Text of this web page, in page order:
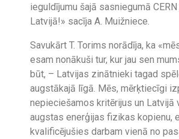
ieguldījumu šajā sasniegumā CERN
Latvijā!» sacīja A. Muižniece.
Savukārt T. Torims norādīja, ka
esam nonākuši tur, kur jau sen
būt, – Latvijas zinātnieki tagad
augstākajā līgā. Mēs, mērķtiecīgi
nepieciešamos kritērijus un Latvijā
augstas enerģijas fizikas kopienu,
kvalificējušies darbam vienā no